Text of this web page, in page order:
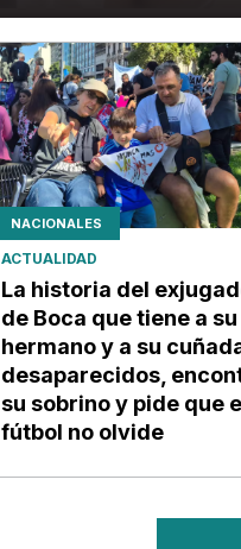
NACIONALES
ACTUALIDAD
La historia del
de Boca que tiene a su
hermano y a su
desaparecidos,
su sobrino y pide que
fútbol no olvide